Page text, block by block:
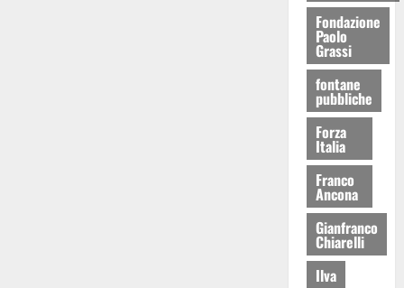
Fondazione
Paolo
Grassi
fontane
pubbliche
Forza
Italia
Franco
Ancona
Gianfranco
Chiarelli
Ilva